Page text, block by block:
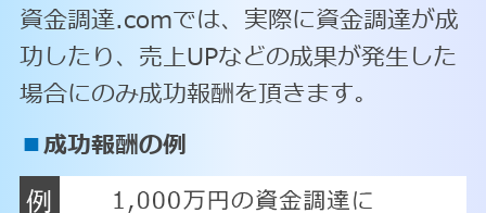
資金調達.comでは、実際に資金調達が成
功したり、売上UPなどの成果が発生した
場合にのみ成功報酬を頂きます。
■成功報酬の例